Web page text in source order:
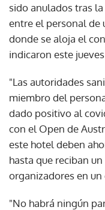
sido anulados tras
entre el personal de
donde se aloja el
indicaron este
"Las autoridades
miembro del
dado positivo al
con el Open de
este hotel deben
hasta que reciban
organizadores en un
"No habrá ningún